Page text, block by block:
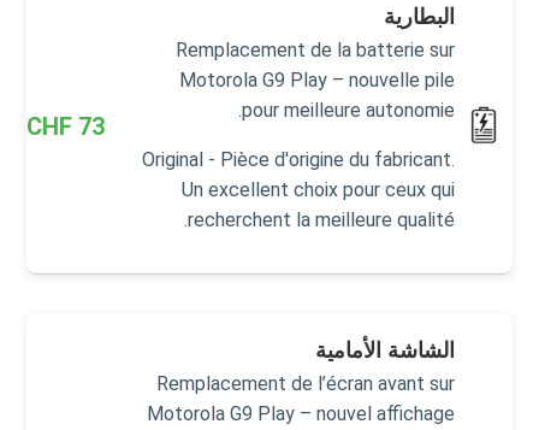
البطارية
Remplacement de la batterie sur
Motorola G9 Play – nouvelle pile
pour meilleure autonomie.
Original - Pièce d'origine du fabricant.
Un excellent choix pour ceux qui
recherchent la meilleure qualité.
73
الشاشة الأمامية
Remplacement de l’écran avant sur
Motorola G9 Play – nouvel affichage